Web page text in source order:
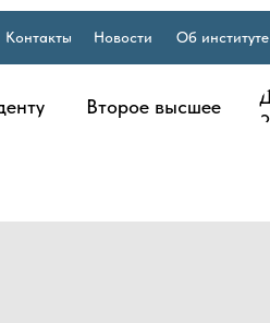
Контакты Новости Об институте
Второе высшее